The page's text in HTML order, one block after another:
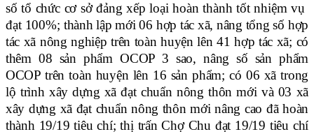
số tổ chức cơ sở đảng xếp loại hoàn thành tốt nhiệm vụ
đạt 100%; thành lập mới 06 hợp tác xã, nâng tổng số hợp
tác xã nông nghiệp trên toàn huyện lên 41 hợp tác xã; có
thêm 08 sản phẩm OCOP 3 sao, nâng số sản phẩm
OCOP trên toàn huyện lên 16 sản phẩm; có 06 xã trong
lộ trình xây dựng xã đạt chuẩn nông thôn mới và 03 xã
xây dựng xã đạt chuẩn nông thôn mới nâng cao đã hoàn
thành 19/19 tiêu chí; thị trấn Chợ Chu đạt 19/19 tiêu chí